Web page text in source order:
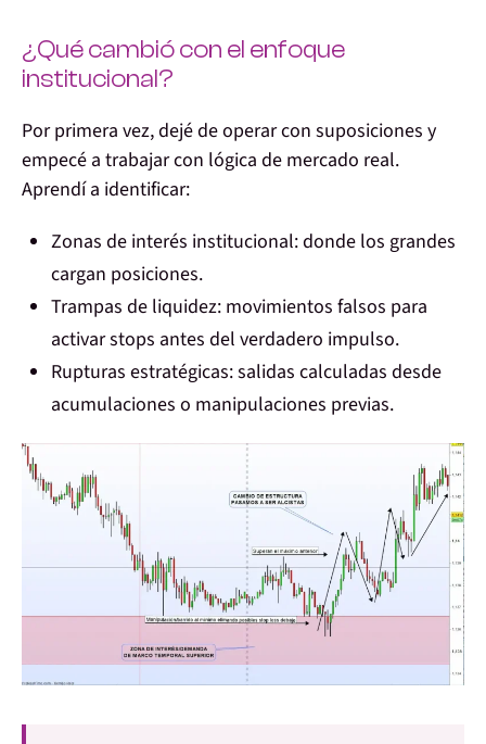
¿Qué cambió con el enfoque
institucional?
Por primera vez, dejé de operar con suposiciones y
empecé a trabajar con lógica de mercado real.
Aprendí a identificar:
Zonas de interés institucional:donde los grandes
cargan posiciones.
Trampas de liquidez: movimientos falsos para
activar stops antes del verdadero impulso.
Rupturas estratégicas:salidas calculadas desde
acumulaciones o manipulaciones previas.